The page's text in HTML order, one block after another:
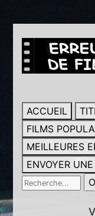
ACCUEIL
FILMS
MEILLEURES
ENVOYER